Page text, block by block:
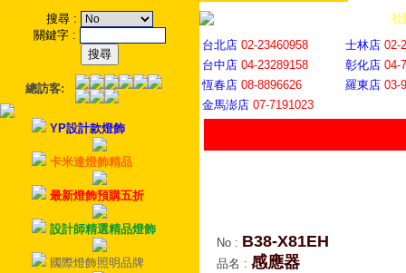
搜尋 :
關鍵字 :
總訪客:
YP設計款燈飾
卡米達燈飾精品
最新燈飾預購五折
設計師精選精品燈飾
國際燈飾照明品牌
社
台北店 02-23460958 士林店 02-
台中店 04-23289158 彰化店 04-
恆春店 08-8896626 羅東店 03-
金馬澎店 07-7191023
No : B38-X81EH
品名 : 感應器